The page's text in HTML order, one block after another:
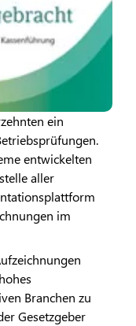
ein
entwickelten
aller
im
Branchen zu
Gesetzgeber